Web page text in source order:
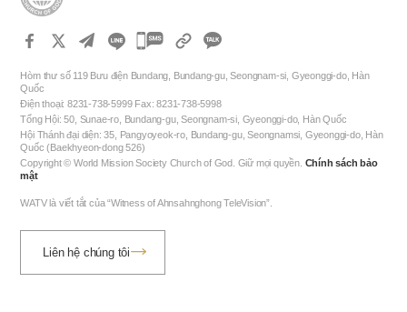
카
오
톡
공
하
Hòm thư số 119 Bưu điện Bundang, Bundang-gu, Seongnam-si, Gyeonggi-do, Hàn
Quốc
Điện thoại: 8231-738-5999 Fax: 8231-738-5998
Tổng Hội: 50, Sunae-ro, Bundang-gu, Seongnam-si, Gyeonggi-do, Hàn Quốc
Hội Thánh đại diện: 35, Pangyoyeok-ro, Bundang-gu, Seongnamsi, Gyeonggi-do, Hàn
Quốc (Baekhyeon-dong 526)
Copyright © World Mission Society Church of God. Giữ mọi quyền. Chính sách bảo
mật
WATV là viết tắt của “Witness of Ahnsahnghong TeleVision”.
Liên hệ chúng tôi